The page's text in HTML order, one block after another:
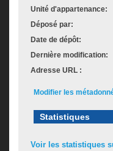
Unité d'appartenance:
Déposé par:
Date de dépôt:
Dernière modification:
Adresse URL :
Modifier les
Statistiques
Voir les statistiques